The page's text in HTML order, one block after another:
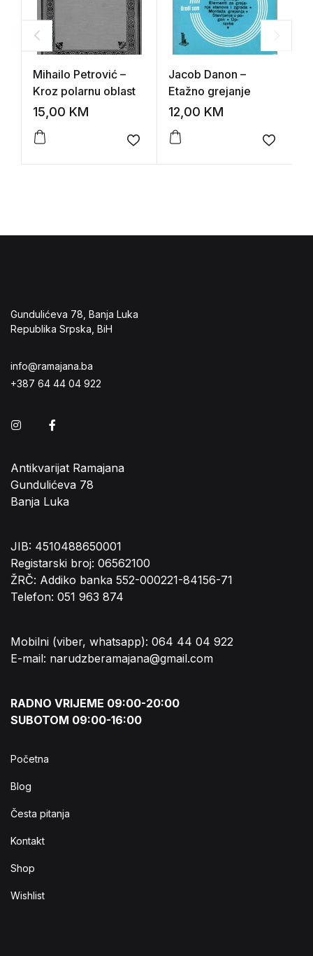
Mihailo Petrović –
Kroz polarnu oblast
15,00 KM
Add to wishlist
Jacob Danon –
Etažno grejanje
12,00 KM
Add to
Gundulićeva 78, Banja Luka
Republika Srpska, BiH
info@ramajana.ba
+387 64 44 04 922
Instagram
Antikvarijat Ramajana
Gundulićeva 78
Banja Luka
JIB: 4510488650001
Registarski broj: 06562100
ŽRČ: Addiko banka 552-000221-84156-71
Telefon: 051 963 874
Mobilni (viber, whatsapp): 064 44 04 922
E-mail: narudzberamajana@gmail.com
RADNO VRIJEME 09:00-20:00
SUBOTOM 09:00-16:00
Početna
Blog
Česta pitanja
Kontakt
Shop
Wishlist